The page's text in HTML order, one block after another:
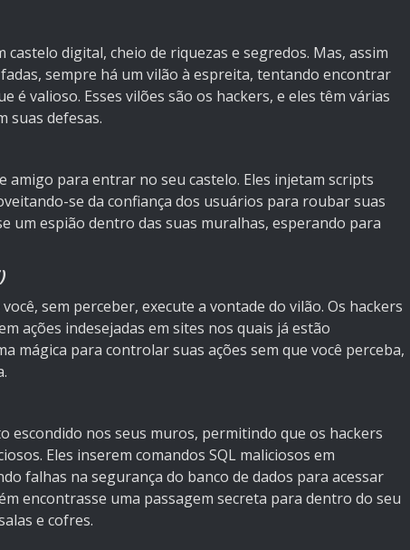
digital, cheio de riquezas e segredos. Mas, assim
sempre há um vilão à espreita, tentando encontrar
é valioso. Esses vilões são os hackers, e eles têm várias
suas defesas.
amigo para entrar no seu castelo. Eles injetam scripts
se da confiança dos usuários para roubar suas
um espião dentro das suas muralhas, esperando para
sem perceber, execute a vontade do vilão. Os hackers
ações indesejadas em sites nos quais já estão
mágica para controlar suas ações sem que você perceba,
escondido nos seus muros, permitindo que os hackers
Eles inserem comandos SQL maliciosos em
falhas na segurança do banco de dados para acessar
encontrasse uma passagem secreta para dentro do seu
e cofres.